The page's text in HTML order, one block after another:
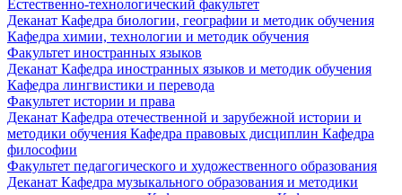
Естественно-технологический факультет
Деканат Кафедра биологии, географии и методик обучения
Кафедра химии, технологии и методик обучения
Факультет иностранных языков
Деканат Кафедра иностранных языков и методик обучения
Кафедра лингвистики и перевода
Факультет истории и права
Деканат Кафедра отечественной и зарубежной истории и
методики обучения Кафедра правовых дисциплин Кафедра
философии
Факультет педагогического и художественного образования
Деканат Кафедра музыкального образования и методики